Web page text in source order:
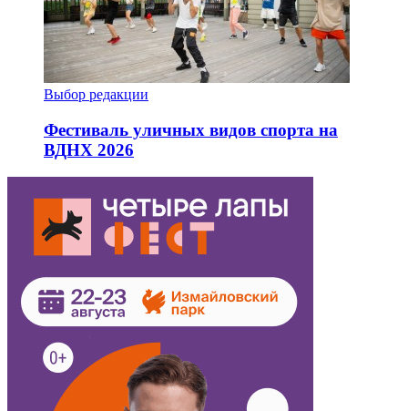
Выбор редакции
Фестиваль уличных видов спорта на
ВДНХ 2026